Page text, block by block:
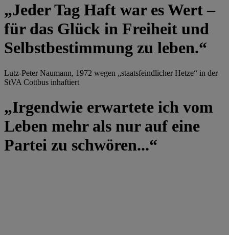
„Jeder Tag Haft war es Wert –
für das Glück in Freiheit und
Selbstbestimmung zu leben.“
Lutz-Peter Naumann, 1972 wegen „staatsfeindlicher Hetze“ in der
StVA Cottbus inhaftiert
„Irgendwie erwartete ich vom
Leben mehr als nur auf eine
Partei zu schwören...“